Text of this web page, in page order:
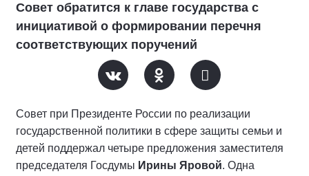
Совет обратится к главе государства с
инициативой о формировании перечня
соответствующих поручений
Совет при Президенте России по реализации
государственной политики в сфере защиты семьи и
детей поддержал четыре предложения заместителя
председателя Госдумы Ирины Яровой. Одна